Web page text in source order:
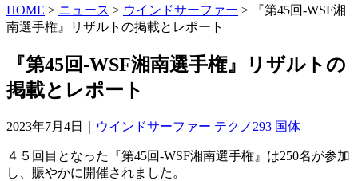
HOME > ニュース > ウインドサーファー >
『第45回-WSF湘
南選手権』リザルトの掲載とレポート
『第45回-WSF湘南選手権』リザルトの
掲載とレポート
2023年7月4日｜ ウインドサーファー テクノ293 国体
４５回目となった『第45回-WSF湘南選手権』は250名が参加
し、賑やかに開催されました。